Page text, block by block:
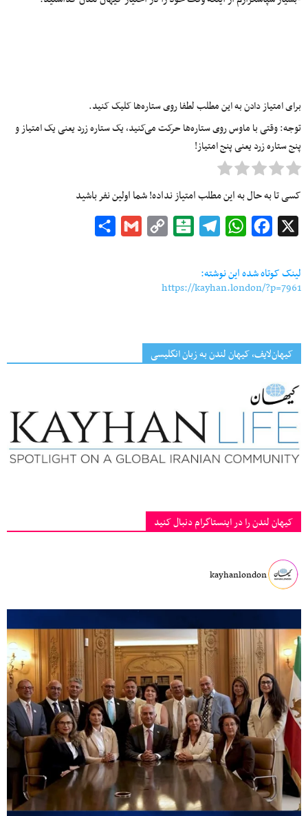
برای امتیاز دادن به این مطلب لطفا روی ستاره‌ها کلیک کنید.
توجه: وقتی با ماوس روی ستاره‌ها حرکت می‌کنید، یک ستاره زرد یعنی یک امتیاز و
پنج ستاره زرد یعنی پنج امتیاز!
کسی تا به حال به این مطلب امتیاز نداده! شما اولین نفر باشید
Facebook
WhatsApp
Telegram
Balatarin
Copy
Gmail
لینک کوتاه شده این نوشته:
https://kayhan.london/?p=7961
کیهان‌لایف، کیهان لندن به زبان انگلیسی
کیهان لندن را در اینستاگرام دنبال کنید
kayhanlondon